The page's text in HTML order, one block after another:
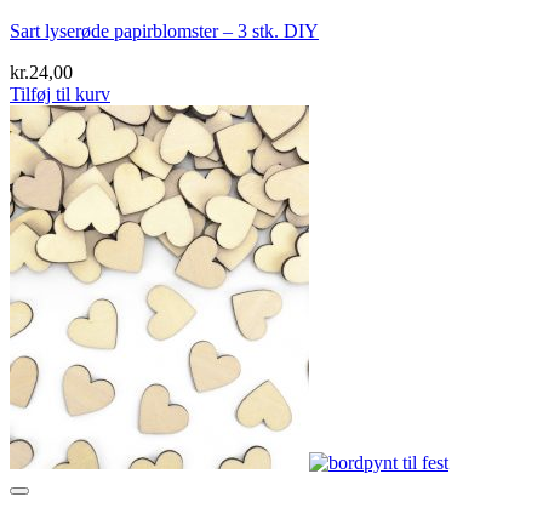
Sart lyserøde papirblomster – 3 stk. DIY
kr.24,00
Tilføj til kurv